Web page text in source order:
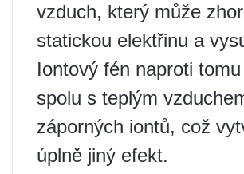
vzduch, který může
statickou elektřinu a
Iontový fén naproti
spolu s teplým
záporných iontů, což
úplně jiný efekt.